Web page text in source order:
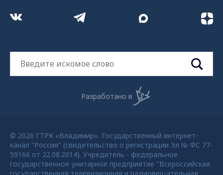
Разработано в
© 2026 ГТРК «Владимир». Государственный интернет-
канал "Россия" (свидетельство о регистрации Эл № ФС 77-
59166 от 22.08.2014). Учредитель - федеральное
государственное унитарное предприятие "Всероссийская